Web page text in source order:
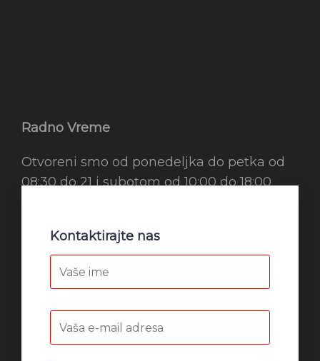
Radno Vreme
Otvoreni smo od ponedeljka do petka od
08:30 do 21 i subotom od 10:00 do 18:00
Kontaktirajte nas